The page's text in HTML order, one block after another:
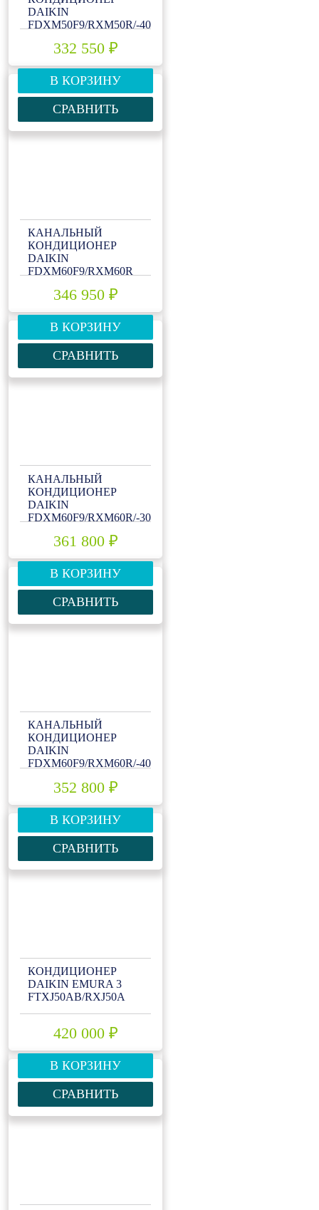
DAIKIN
FDXM50F9/RXM50R/-40
332 550 ₽
В КОРЗИНУ
СРАВНИТЬ
КАНАЛЬНЫЙ
КОНДИЦИОНЕР
DAIKIN
FDXM60F9/RXM60R
346 950 ₽
В КОРЗИНУ
СРАВНИТЬ
КАНАЛЬНЫЙ
КОНДИЦИОНЕР
DAIKIN
FDXM60F9/RXM60R/-30
361 800 ₽
В КОРЗИНУ
СРАВНИТЬ
КАНАЛЬНЫЙ
КОНДИЦИОНЕР
DAIKIN
FDXM60F9/RXM60R/-40
352 800 ₽
В КОРЗИНУ
СРАВНИТЬ
КОНДИЦИОНЕР
DAIKIN EMURA 3
FTXJ50AB/RXJ50A
420 000 ₽
В КОРЗИНУ
СРАВНИТЬ